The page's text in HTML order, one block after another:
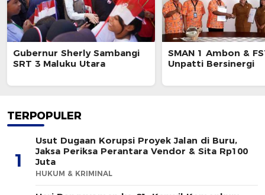
Gubernur Sherly Sambangi
SRT 3 Maluku Utara
SMAN 1 Ambon &
Unpatti Bersinergi
TERPOPULER
1
Usut Dugaan Korupsi Proyek Jalan di Buru,
Jaksa Periksa Perantara Vendor & Sita Rp100
Juta
HUKUM & KRIMINAL